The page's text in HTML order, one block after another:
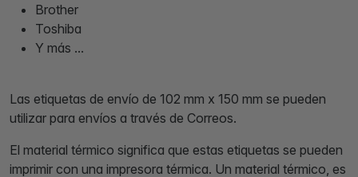
Brother
Toshiba
Y más ...
Las etiquetas de envío de 102 mm x 150 mm se pueden
utilizar para envíos a través de Correos.
El material térmico significa que estas etiquetas se pueden
imprimir con una impresora térmica. Un material térmico, es